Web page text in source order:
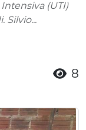
(UTI)
Silvio...
8